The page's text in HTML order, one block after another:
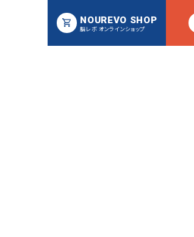
NOUREVO SHOP
脳レボ オンラインショップ